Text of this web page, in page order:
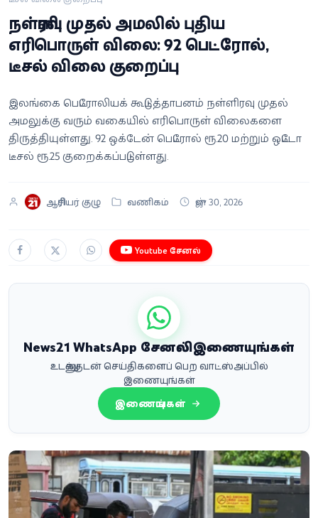
வீடியோ
வணிகம்
வெப்ஸ்டோரி
நள்ளிரவு முதல் அமலில் புதிய
எரிபொருள் விலை: 92 பெட்ரோல்,
டீசல் விலை குறைப்பு
இலங்கை பெட்ரோலியக் கூட்டுத்தாபனம் நள்ளிரவு முதல்
அமலுக்கு வரும் வகையில் எரிபொருள் விலைகளை
திருத்தியுள்ளது. 92 ஒக்டேன் பெட்ரோல் ரூ.20 மற்றும் ஒட்டோ
டீசல் ரூ.25 குறைக்கப்பட்டுள்ளது.
ஆசிரியர் குழு வணிகம் ஜுன் 30, 2026
Youtube சேனல்
News21 WhatsApp சேனலில் இணையுங்கள்
உடனுக்குடன் செய்திகளைப் பெற வாட்ஸ்அப்பில்
இணையுங்கள்
இணையுங்கள்